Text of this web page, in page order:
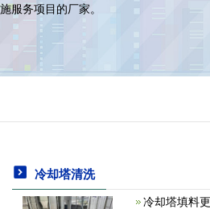
施服务项目的厂家。
冷却塔清洗
冷却塔填料